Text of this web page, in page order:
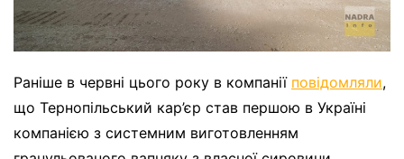
Раніше в червні цього року в компанії повідомляли,
що Тернопільський кар’єр став першою в Україні
компанією з системним виготовленням